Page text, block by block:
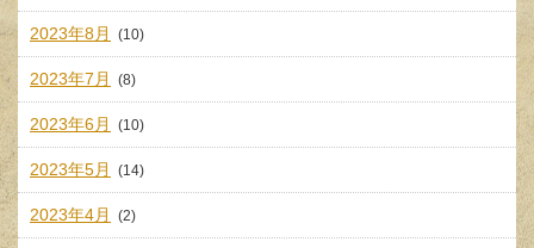
2023年8月 (10)
2023年7月 (8)
2023年6月 (10)
2023年5月 (14)
2023年4月 (2)